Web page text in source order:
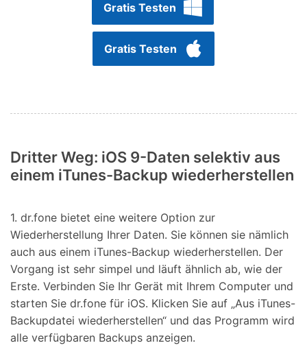
Gratis Testen
Gratis Testen
Dritter Weg: iOS 9-Daten selektiv aus
einem iTunes-Backup wiederherstellen
1. dr.fone bietet eine weitere Option zur
Wiederherstellung Ihrer Daten. Sie können sie nämlich
auch aus einem iTunes-Backup wiederherstellen. Der
Vorgang ist sehr simpel und läuft ähnlich ab, wie der
Erste. Verbinden Sie Ihr Gerät mit Ihrem Computer und
starten Sie dr.fone für iOS. Klicken Sie auf „Aus iTunes-
Backupdatei wiederherstellen“ und das Programm wird
alle verfügbaren Backups anzeigen.